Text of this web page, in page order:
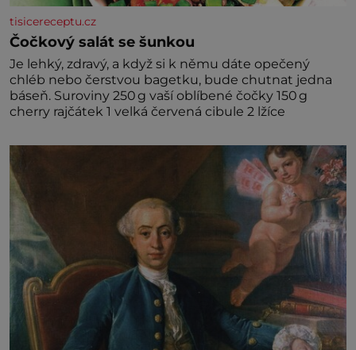
tisicereceptu.cz
Čočkový salát se šunkou
Je lehký, zdravý, a když si k němu dáte opečený
chléb nebo čerstvou bagetku, bude chutnat jedna
báseň. Suroviny 250 g vaší oblíbené čočky 150 g
cherry rajčátek 1 velká červená cibule 2 lžíce